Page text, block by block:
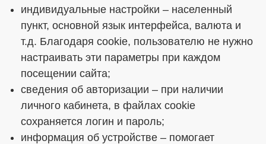
индивидуальные настройки – населенный
пункт, основной язык интерфейса, валюта и
т.д. Благодаря cookie, пользователю не нужно
настраивать эти параметры при каждом
посещении сайта;
сведения об авторизации – при наличии
личного кабинета, в файлах cookie
сохраняется логин и пароль;
информация об устройстве – помогает